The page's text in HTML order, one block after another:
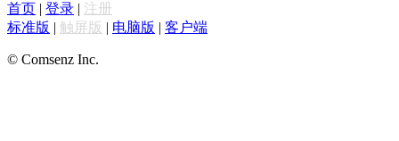
首页 | 登录 | 注册
标准版 | 触屏版 | 电脑版 | 客户端
© Comsenz Inc.